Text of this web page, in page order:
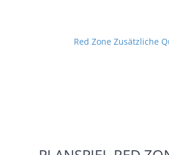
Red Zone Zusätzliche